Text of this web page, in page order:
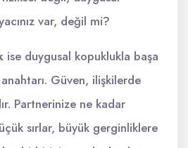
var, değil mi?
ise duygusal kopuklukla başa
Güven, ilişkilerde
Partnerinize ne kadar
sırlar, büyük gerginliklere